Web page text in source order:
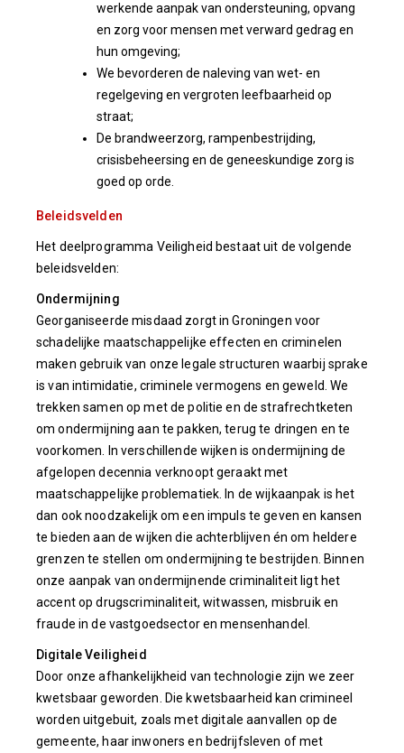
werkende aanpak van ondersteuning, opvang
en zorg voor mensen met verward gedrag en
hun omgeving;
We bevorderen de naleving van wet- en
regelgeving en vergroten leefbaarheid op
straat;
De brandweerzorg, rampenbestrijding,
crisisbeheersing en de geneeskundige zorg is
goed op orde.
Beleidsvelden
Het deelprogramma Veiligheid bestaat uit de volgende
beleidsvelden:
Ondermijning
Georganiseerde misdaad zorgt in Groningen voor
schadelijke maatschappelijke effecten en criminelen
maken gebruik van onze legale structuren waarbij sprake
is van intimidatie, criminele vermogens en geweld. We
trekken samen op met de politie en de strafrechtketen
om ondermijning aan te pakken, terug te dringen en te
voorkomen. In verschillende wijken is ondermijning de
afgelopen decennia verknoopt geraakt met
maatschappelijke problematiek. In de wijkaanpak is het
dan ook noodzakelijk om een impuls te geven en kansen
te bieden aan de wijken die achterblijven én om heldere
grenzen te stellen om ondermijning te bestrijden. Binnen
onze aanpak van ondermijnende criminaliteit ligt het
accent op drugscriminaliteit, witwassen, misbruik en
fraude in de vastgoedsector en mensenhandel.
Digitale Veiligheid
Door onze afhankelijkheid van technologie zijn we zeer
kwetsbaar geworden. Die kwetsbaarheid kan crimineel
worden uitgebuit, zoals met digitale aanvallen op de
gemeente, haar inwoners en bedrijfsleven of met